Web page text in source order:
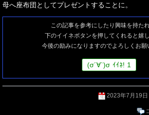
母へ座布団としてプレゼントすることに。
この記事を参考にしたり興味を持た
下のイイネボタンを押してくれると嬉
今後の励みになりますのでよろしくお願
(σ´∀`)σ ｲｲﾈ! 1
2023年7月19日